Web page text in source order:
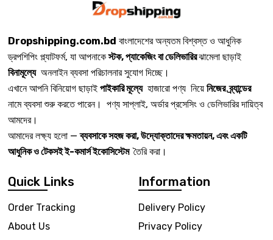
Dropshipping.com.bd বাংলাদেশের অন্যতম বিশ্বস্ত ও আধুনিক
ড্রপশিপিং প্ল্যাটফর্ম, যা আপনাকেস্টক, প্যাকেজিং বা ডেলিভারিরঝামেলা ছাড়াই
বিনামূল্যেঅনলাইন ব্যবসা পরিচালনার সুযোগ দিচ্ছে।
এখানে আপনি বিনিয়োগ ছাড়াই পাইকারি মূল্যেহাজারো পণ্য নিয়ে নিজের ব্র্যান্ডের
নামে ব্যবসা শুরু করতে পারেন। পণ্য সাপ্লাই, অর্ডার প্রসেসিং ও ডেলিভারির দায়িত্ব
আমদের।
আমাদের লক্ষ্য হলো —ব্যবসাকে সহজ করা, উদ্যোক্তাদের ক্ষমতায়ন, এবং একটি
আধুনিক ও টেকসই ই-কমার্স ইকোসিস্টেম তৈরি করা।
Quick Links
Order Tracking
About Us
Information
Delivery Policy
Privacy Policy